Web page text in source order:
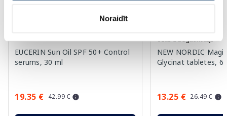
Noraidīt
EUCERIN Sun Oil SPF 50+ Control
serums, 30 ml
19.35 € 42.99 €
Uztura bagātinātājs
NEW NORDIC
Glycinat tabletes,
13.25 € 26.49 €